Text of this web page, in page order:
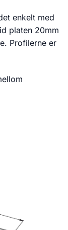
enkelt med
platen 20mm
Profilerne er